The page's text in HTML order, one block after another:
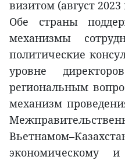
визитом (август 2023
Обе страны
механизмы
политические
уровне
региональным
механизм
экономическому и